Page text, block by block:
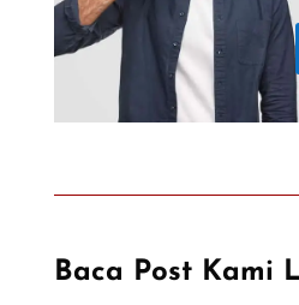
Baca Post Kami